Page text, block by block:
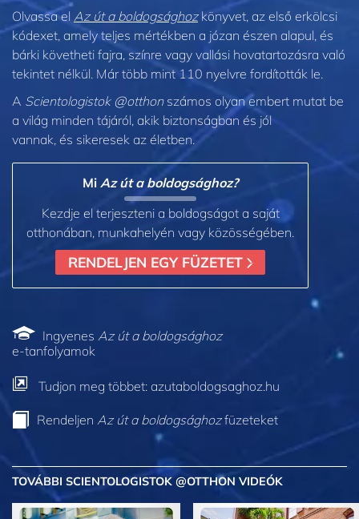
Olvassa el Az út a boldogsághozkönyvet, az első erkölcsi
kódexet, amely teljes mértékben a józan észen alapul, és
bárki követheti fajra, színre vagy vallási hovatartozásra való
tekintet nélkül. Már több mint 110 nyelvre fordították le.
A Scientologistok @otthonszámos olyan embert mutat be
a világ minden tájáról, akik biztonságban és jól
vannak, és sikeresek az életben.
Mi Az út a boldogsághoz?
Kezdje el terjeszteni a boldogságot a saját
otthonában, munkahelyén vagy közösségében.
RENDELJEN EGY FÜZETET
Ingyenes Az út a boldogsághoz
e-tanfolyamok
Tudjon meg többet: azutaboldogsaghoz.hu
Rendeljen Az út a boldogsághozfüzeteket
TOVÁBBI SCIENTOLOGISTOK @OTTHON VIDEÓK